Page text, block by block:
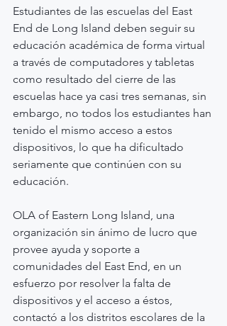
Estudiantes de las escuelas del East
End de Long Island deben seguir su
educación académica de forma virtual
a través de computadores y tabletas
como resultado del cierre de las
escuelas hace ya casi tres semanas, sin
embargo, no todos los estudiantes han
tenido el mismo acceso a estos
dispositivos, lo que ha dificultado
seriamente que continúen con su
educación.
OLA of Eastern Long Island, una
organización sin ánimo de lucro que
provee ayuda y soporte a
comunidades del East End, en un
esfuerzo por resolver la falta de
dispositivos y el acceso a éstos,
contactó a los distritos escolares de la